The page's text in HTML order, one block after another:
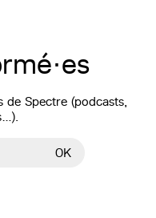
de Spectre (podcasts,
OK